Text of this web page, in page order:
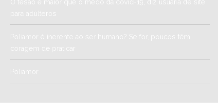
O tesão é maior que o medo da covid-19, diz usuária de site
para adúlteros
Poliamor é inerente ao ser humano? Se for, poucos têm
coragem de praticar
Poliamor